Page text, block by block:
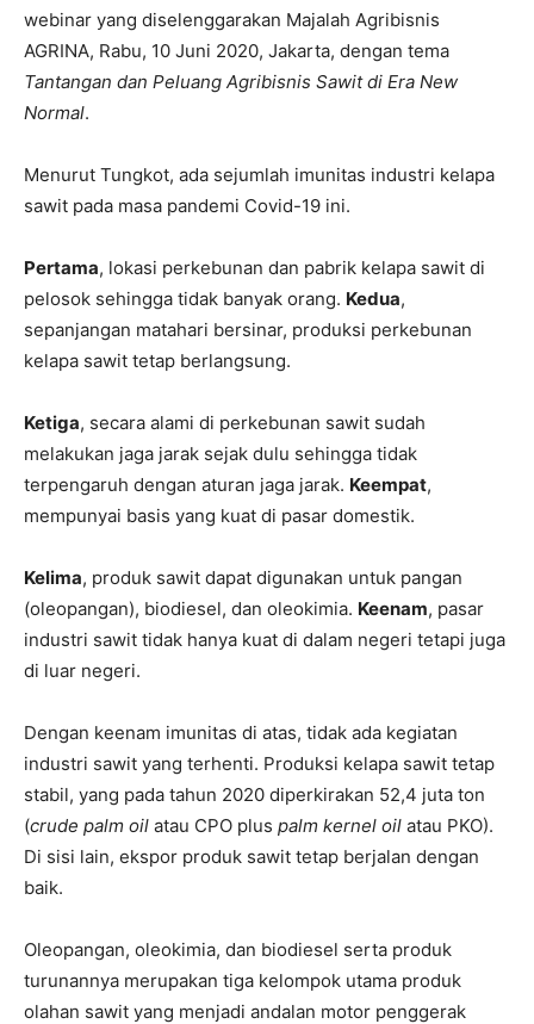
webinar yang diselenggarakan Majalah Agribisnis
AGRINA, Rabu, 10 Juni 2020, Jakarta, dengan tema
Tantangan dan Peluang Agribisnis Sawit di Era New
Normal.
Menurut Tungkot, ada sejumlah imunitas industri kelapa
sawit pada masa pandemi Covid-19 ini.
Pertama, lokasi perkebunan dan pabrik kelapa sawit di
pelosok sehingga tidak banyak orang. Kedua,
sepanjangan matahari bersinar, produksi perkebunan
kelapa sawit tetap berlangsung.
Ketiga, secara alami di perkebunan sawit sudah
melakukan jaga jarak sejak dulu sehingga tidak
terpengaruh dengan aturan jaga jarak. Keempat,
mempunyai basis yang kuat di pasar domestik.
Kelima, produk sawit dapat digunakan untuk pangan
(oleopangan), biodiesel, dan oleokimia. Keenam, pasar
industri sawit tidak hanya kuat di dalam negeri tetapi juga
di luar negeri.
Dengan keenam imunitas di atas, tidak ada kegiatan
industri sawit yang terhenti. Produksi kelapa sawit tetap
stabil, yang pada tahun 2020 diperkirakan 52,4 juta ton
(crude palm oil atau CPO plus palm kernel oil atau PKO).
Di sisi lain, ekspor produk sawit tetap berjalan dengan
baik.
Oleopangan, oleokimia, dan biodiesel serta produk
turunannya merupakan tiga kelompok utama produk
olahan sawit yang menjadi andalan motor penggerak